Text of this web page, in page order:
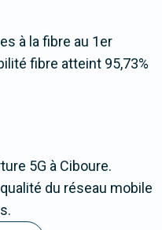
à la fibre au 1er
fibre atteint 95,73%
5G à Ciboure.
du réseau mobile